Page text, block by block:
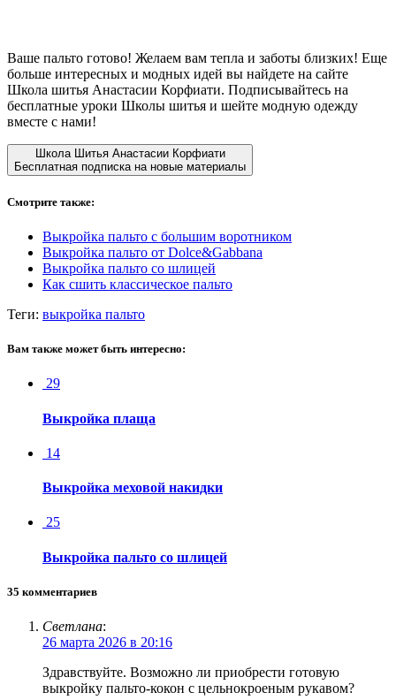
Ваше пальто готово! Желаем вам тепла и заботы близких! Еще
больше интересных и модных идей вы найдете на сайте
Школа шитья Анастасии Корфиати. Подписывайтесь на
бесплатные уроки Школы шитья и шейте модную одежду
вместе с нами!
Школа Шитья Анастасии Корфиати
Бесплатная подписка на новые материалы
Смотрите также:
Выкройка пальто с большим воротником
Выкройка пальто от Dolce&Gabbana
Выкройка пальто со шлицей
Как сшить классическое пальто
Теги: выкройка пальто
Вам также может быть интересно:
29
Выкройка плаща
14
Выкройка меховой накидки
25
Выкройка пальто со шлицей
35 комментариев
Светлана:
26 марта 2026 в 20:16
Здравствуйте. Возможно ли приобрести готовую
выкройку пальто-кокон с цельнокроеным рукавом?